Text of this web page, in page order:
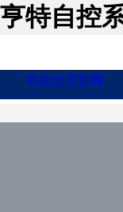
亨特自控
凯发会员官网